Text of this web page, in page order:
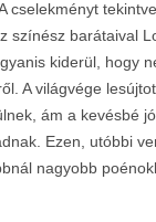
cselekményt
színész barátaival
kiderül, hogy
A világvége
ám a kevésbé
Ezen, utóbbi
nagyobb